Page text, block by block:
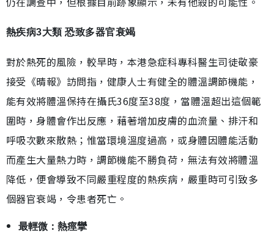
熱疾病3大類 恐致多器官衰竭
對於熱死的風險，較早時，本港急症科專科醫生司徒敬豪
接受《晴報》訪問指，健康人士有健全的體溫調節機能，
能有效將體溫保持在攝氏36度至38度，當體溫超出這個範
圍時，身體會作出反應，藉著增加皮膚的血流量、排汗和
呼吸次數來散熱；惟當環境溫度過高，或身體因體能活動
而產生大量熱力時，調節機能不勝負荷，無法有效將體溫
降低，便會導致不同嚴重程度的熱疾病，嚴重時可引致多
個器官衰竭，令患者死亡。
最輕微：熱痙攣